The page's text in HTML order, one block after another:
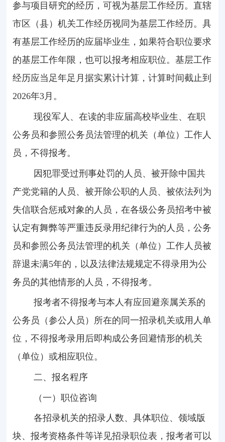
参与项目研究的经历，可视为基层工作经历。直辖
市区（县）机关工作经历视同为基层工作经历。具
有基层工作经历的应届毕业生，如果符合职位要求
的基层工作年限，也可以报考相应职位。基层工作
经历应当足年足月据实累计计算，计算时间截止到
2026年3月。
现役军人、在读的非应届高校毕业生、在职
公务员和参照公务员法管理的机关（单位）工作人
员，不得报考。
因犯罪受过刑事处罚的人员、被开除中国共
产党党籍的人员、被开除公职的人员、被依法列为
失信联合惩戒对象的人员，在各级公务员招考中被
认定有舞弊等严重违反录用纪律行为的人员，公务
员和参照公务员法管理的机关（单位）工作人员被
辞退未满5年的，以及法律法规规定不得录用为公
务员的其他情形的人员，不得报考。
报考者不得报考与本人有应回避亲属关系的
公务员（参公人员）所在的同一招录机关或用人单
位，不得报考录用后即构成公务回避情形的机关
（单位）或相应职位。
二、报名程序
（一）职位咨询
各招录机关的招录人数、具体职位、领域版
块、报考资格条件等详见招录职位表，报考者可以